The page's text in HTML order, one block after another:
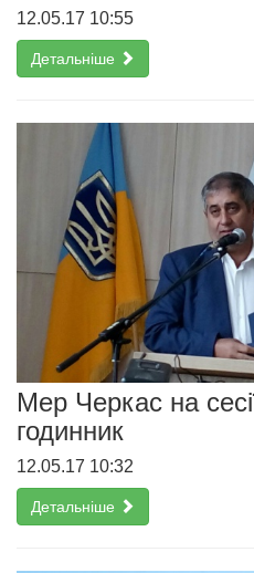
12.05.17 10:55
Детальніше
Мер Черкас на
годинник
12.05.17 10:32
Детальніше